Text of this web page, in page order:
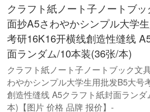
クラフト紙ノート子ノートブ
面抄A5さわやかシンプル大学
考研16K16开横线創造性缝线
面ランダム/10本装(36张/本)
クラフト紙ノート子ノートブック文
わやかシンプル大学生用批发B5大号
創造性缝线 A5クラフト紙封面ラン
本)【图片 价格 品牌 报价】-